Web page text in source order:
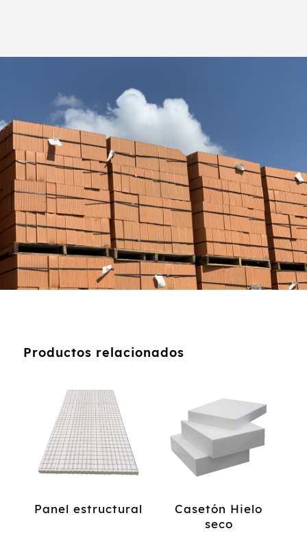
Productos relacionados
Panel estructural
Casetón Hielo
seco